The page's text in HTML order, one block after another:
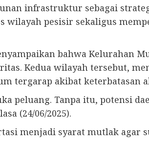
infrastruktur sebagai
wilayah pesisir sekaligus
bahwa Kelurahan
Kedua wilayah tersebut,
tergarap akibat keterbatasan
peluang. Tanpa itu, potensi
(24/06/2025).
menjadi syarat mutlak agar